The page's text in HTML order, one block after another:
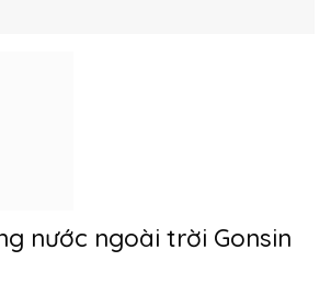
nước ngoài trời Gonsin